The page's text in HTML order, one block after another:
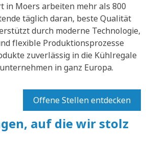
in Moers arbeiten mehr als 800
täglich daran, beste Qualität
durch moderne Technologie,
flexible Produktionsprozesse
zuverlässig in die Kühlregale
in ganz Europa.
Offene Stellen entdecken
auf die wir stolz